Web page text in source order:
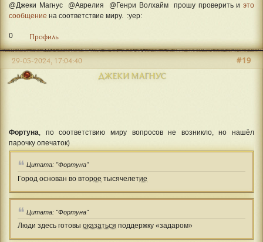
@Джеки Магнус @Аврелия @Генри Волхайм прошу проверить и это
сообщение на соответствие миру. :yep:
0 Профиль
ДЖЕКИ МАГНУС
#19
29-05-2024, 17:04:40
Фортуна , по соответствию миру вопросов не возникло, но нашёл
парочку опечаток)
Цитата: "Фортуна"
Город основан во второе тысячелетие
Цитата: "Фортуна"
Люди здесь готовы оказаться поддержку «задаром»